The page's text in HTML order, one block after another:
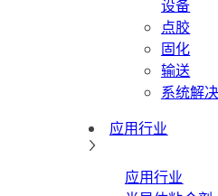
设备
点胶
固化
输送
系统解
应用行业
应用行业